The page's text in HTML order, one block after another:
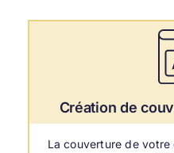
Création de
La couverture de